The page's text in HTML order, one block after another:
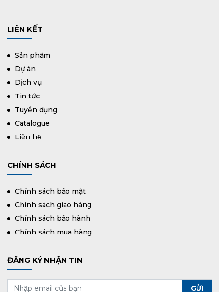
LIÊN KẾT
Sản phẩm
Dự án
Dịch vụ
Tin tức
Tuyển dụng
Catalogue
Liên hệ
CHÍNH SÁCH
Chính sách bảo mật
Chính sách giao hàng
Chính sách bảo hành
Chính sách mua hàng
ĐĂNG KÝ NHẬN TIN